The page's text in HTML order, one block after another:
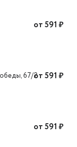
от 591 ₽
67/2от 591 ₽
от 591 ₽